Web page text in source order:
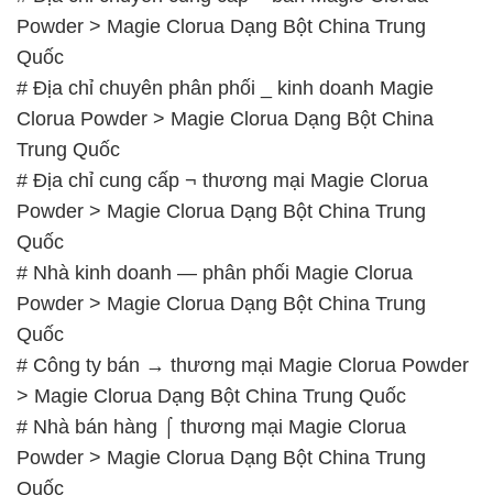
Trung Quốc
# Địa chỉ cung cấp ¬ thương mại Magie Clorua
Powder > Magie Clorua Dạng Bột China Trung
Quốc
# Nhà kinh doanh — phân phối Magie Clorua
Powder > Magie Clorua Dạng Bột China Trung
Quốc
# Công ty bán → thương mại Magie Clorua Powder
> Magie Clorua Dạng Bột China Trung Quốc
# Nhà bán hàng ⌠ thương mại Magie Clorua
Powder > Magie Clorua Dạng Bột China Trung
Quốc
# Công ty cung cấp ≈ thương mại Magie Clorua
Powder > Magie Clorua Dạng Bột China Trung
Quốc
# Địa chỉ chuyên cung ứng ♦ phân phối Magie